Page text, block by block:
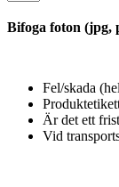
Bifoga foton (jpg,
Fel/skada
Är det ett
Vid